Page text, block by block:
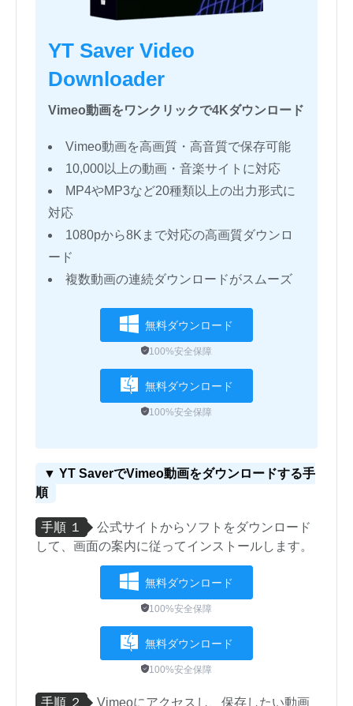
YT Saver Video
Downloader
Vimeo動画をワンクリックで4Kダウンロード
Vimeo動画を高画質・高音質で保存可能
10,000以上の動画・音楽サイトに対応
MP4やMP3など20種類以上の出力形式に
対応
1080pから8Kまで対応の高画質ダウンロ
ード
複数動画の連続ダウンロードがスムーズ
無料ダウンロード
100%安全保障
無料ダウンロード
100%安全保障
▼ YT SaverでVimeo動画をダウンロードする手
順
手順 １
公式サイトからソフトをダウンロード
して、画面の案内に従ってインストールします。
無料ダウンロード
100%安全保障
無料ダウンロード
100%安全保障
手順 ２ Vimeoにアクセスし、保存したい動画